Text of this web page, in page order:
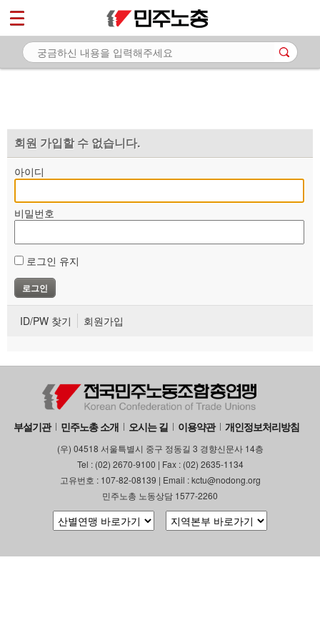
회원 가입할 수 없습니다.
아이디
비밀번호
로그인 유지
ID/PW 찾기 회원가입
부설기관 민주노총 소개 오시는 길 이용약관 개인정보처리방침
(우) 04518 서울특별시 중구 정동길 3 경향신문사 14층
Tel : (02) 2670-9100 | Fax : (02) 2635-1134
고유번호 : 107-82-08139 | Email : kctu@nodong.org
민주노총 노동상담 1577-2260
마이페이지
소개
자료
부설기관